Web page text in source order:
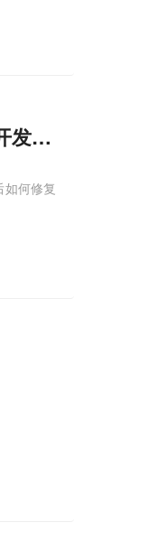
发修复大脑损伤
如何修复